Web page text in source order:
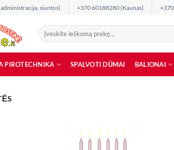
siuntos) +370 60188280 (Kaunas)
Ieškoti:
PIROTECHNIKA SPALVOTI DŪMAI BALIONAI